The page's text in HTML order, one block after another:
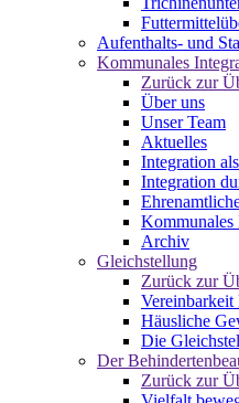
Aufenthalts- und
Kommunales
Zurück zur
Über uns
Unser Team
Aktuelles
Integration
Integration
Kommunales
Archiv
Gleichstellung
Zurück zur
Häusliche
Die
Der
Zurück zur